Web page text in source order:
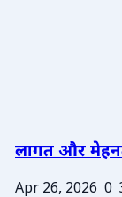
लागत और
Apr 26, 2026 0